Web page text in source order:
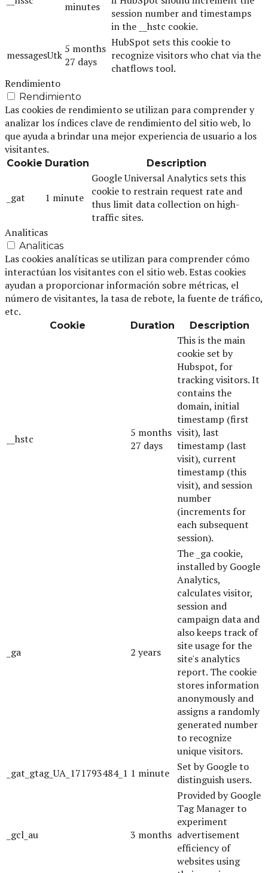
minutes
session number and timestamps
in the __hstc cookie.
messagesUtk 5 months
27 days
HubSpot sets this cookie to
recognize visitors who chat via the
chatflows tool.
Rendimiento
Rendimiento
Las cookies de rendimiento se utilizan para comprender y
analizar los índices clave de rendimiento del sitio web, lo
que ayuda a brindar una mejor experiencia de usuario a los
visitantes.
Cookie Duration Description
_gat 1 minute
Google Universal Analytics sets this
cookie to restrain request rate and
thus limit data collection on high-
traffic sites.
Analiticas
Analiticas
Las cookies analíticas se utilizan para comprender cómo
interactúan los visitantes con el sitio web. Estas cookies
ayudan a proporcionar información sobre métricas, el
número de visitantes, la tasa de rebote, la fuente de tráfico,
etc.
Cookie Duration Description
__hstc
5 months
27 days
This is the main
cookie set by
Hubspot, for
tracking visitors. It
contains the
domain, initial
timestamp (first
visit), last
timestamp (last
visit), current
timestamp (this
visit), and session
number
(increments for
each subsequent
session).
_ga 2 years
The _ga cookie,
installed by Google
Analytics,
calculates visitor,
session and
campaign data and
also keeps track of
site usage for the
site's analytics
report. The cookie
stores information
anonymously and
assigns a randomly
generated number
to recognize
unique visitors.
_gat_gtag_UA_171793484_1 1 minute
Set by Google to
distinguish users.
_gcl_au 3 months
Provided by Google
Tag Manager to
experiment
advertisement
efficiency of
websites using